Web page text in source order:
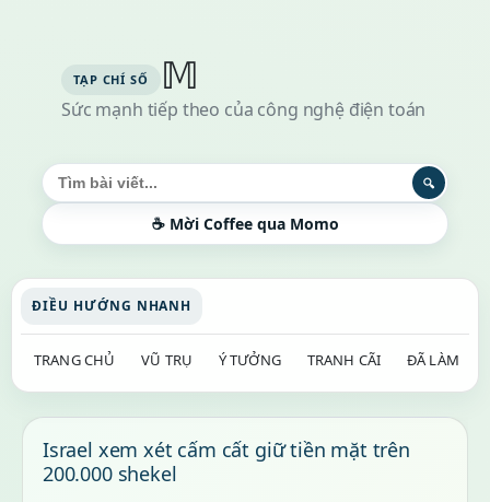
𝕄
Sức mạnh tiếp theo của công nghệ điện toán
Tìm kiếm bài viết 🔍
☕ Mời Coffee qua Momo
ĐIỀU HƯỚNG NHANH
TRANG CHỦ VŨ TRỤ Ý TƯỞNG TRANH CÃI ĐÃ LÀM
Israel xem xét cấm cất giữ tiền mặt trên
200.000 shekel